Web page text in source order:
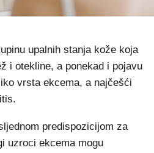
upalnih stanja kože koja
i otekline, a ponekad i pojavu
vrsta ekcema, a najčešći
predispozicijom za
uzroci ekcema mogu